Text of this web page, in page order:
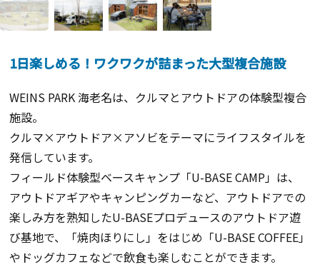
1日楽しめる！ワクワクが詰まった大型複合施設
WEINS PARK 海老名は、クルマとアウトドアの体験型複合
施設。
クルマ×アウトドア×アソビをテーマにライフスタイルを
発信しています。
フィールド体験型ベースキャンプ「U-BASE CAMP」は、
アウトドアギアやキャンピングカーなど、アウトドアでの
楽しみ方を熟知したU-BASEプロデュースのアウトドア遊
び基地で、「焼肉ほりにし」をはじめ「U-BASE COFFEE」
やドッグカフェなどで飲食も楽しむことができます。